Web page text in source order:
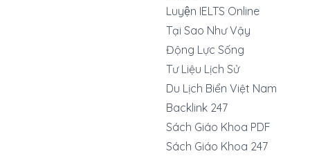
Luyện IELTS Online
Tại Sao Như Vậy
Động Lực Sống
Tư Liệu Lịch Sử
Du Lịch Biển Việt Nam
Backlink 247
Sách Giáo Khoa PDF
Sách Giáo Khoa 247